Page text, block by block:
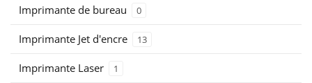
Imprimante de bureau 0
Imprimante Jet d'encre 13
Imprimante Laser 1